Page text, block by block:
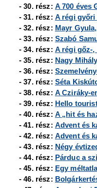
- 30. rész: A 700 éves
- 31. rész: A régi
- 32. rész: Mayr
- 33. rész: Szabó
- 34. rész: A régi gőz-
- 35. rész: Nagy
- 36. rész:
- 37. rész: Séta
- 38. rész: A Cziráky-
- 39. rész: Hello
- 40. rész: A „hit és
- 41. rész: Advent és
- 42. rész: Advent és
- 43. rész: Négy
- 44. rész: Párduc a
- 45. rész: Egy
- 46. rész: